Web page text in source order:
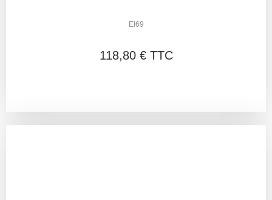
EI69
118,80 € TTC